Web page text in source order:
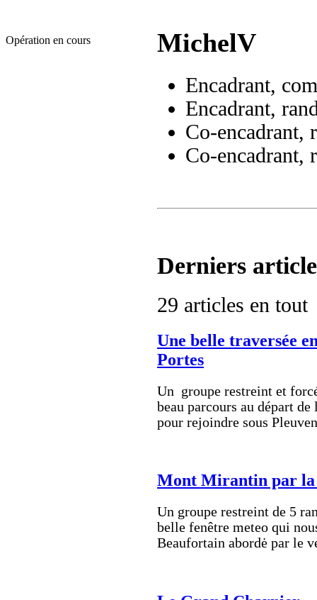
MichelV
Encadrant,
Encadrant,
Co-encadrant,
Co-encadrant,
Derniers
29 articles en tout
Une belle traversée
Portes
Un groupe restreint et
beau parcours au départ
pour rejoindre sous
Mont Mirantin par la
Un groupe restreint de 5
belle fenêtre meteo qui
Beaufortain abordė par le
Opération en cours